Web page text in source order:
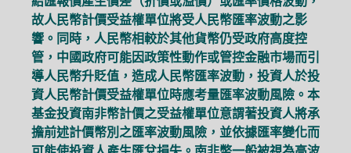
故人民幣計價受益權單位將受人民幣匯率波動之影
響。同時，人民幣相較於其他貨幣仍受政府高度控
管，中國政府可能因政策性動作或管控金融市場而引
導人民幣升貶值，造成人民幣匯率波動，投資人於投
資人民幣計價受益權單位時應考量匯率波動風險。本
基金投資南非幣計價之受益權單位意謂著投資人將承
擔前述計價幣別之匯率波動風險，並依據匯率變化而